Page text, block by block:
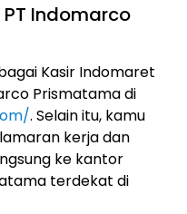
Indomarco
Kasir Indomaret
Prismatama di
. Selain itu, kamu
kerja dan
ke kantor
terdekat di